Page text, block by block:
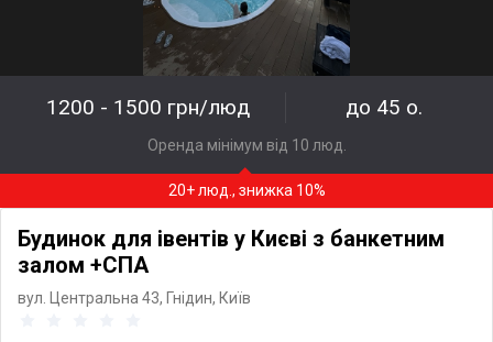
1200 - 1500 грн/люд до 45 о.
Оренда мінімум від 10 люд.
20+ люд., знижка 10%
Будинок для івентів у Києві з банкетним
залом +СПА
вул. Центральна 43, Гнідин, Київ